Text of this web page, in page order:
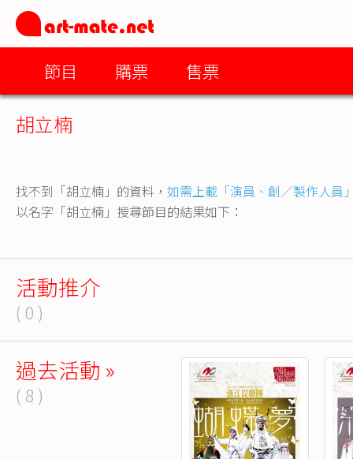
節目 購票 售票
胡立楠
找不到「胡立楠」的資料， 如需上載「演員、創／製作人員
以名字「胡立楠」搜尋節目的結果如下：
活動推介
( 0 )
過去活動 »
( 8 )